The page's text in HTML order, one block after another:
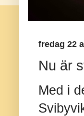
fredag 22
Nu är
Med i